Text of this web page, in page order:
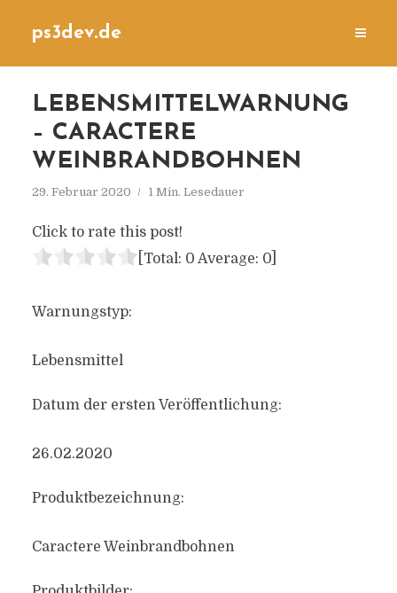
ps3dev.de
LEBENSMITTELWARNUNG
– CARACTERE
WEINBRANDBOHNEN
29. Februar 2020 1 Min. Lesedauer
Click to rate this post!
[Total: 0 Average: 0]
Warnungstyp:
Lebensmittel
Datum der ersten Veröffentlichung:
26.02.2020
Produktbezeichnung:
Caractere Weinbrandbohnen